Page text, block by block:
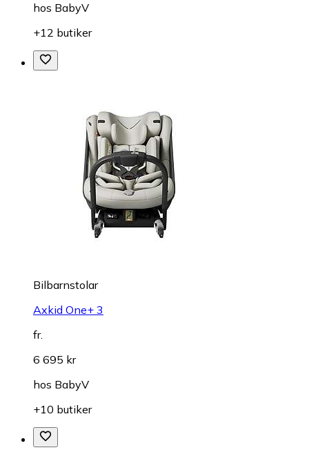
hos BabyV
+12 butiker
Bilbarnstolar
Axkid One+ 3
fr.
6 695 kr
hos BabyV
+10 butiker